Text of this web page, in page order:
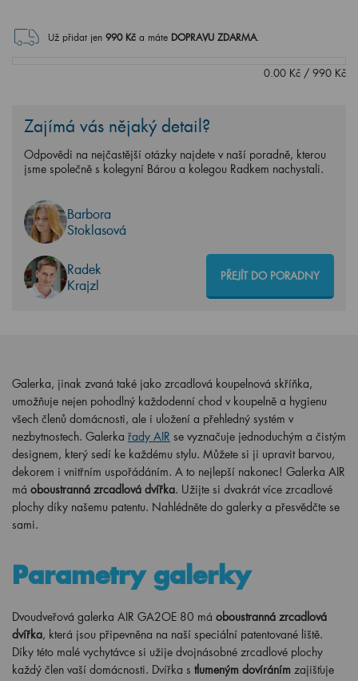
Už přidat jen 990Kč a máte DOPRAVU ZDARMA.
0.00 Kč / 990 Kč
Zajímá vás nějaký detail?
Odpovědi na nejčastější otázky najdete v naší poradně, kterou
jsme společně s kolegyní Bárou a kolegou Radkem nachystali.
Barbora
Stoklasová
Radek
Krajzl
PŘEJÍT DO PORADNY
Galerka, jinak zvaná také jako zrcadlová koupelnová skříňka,
umožňuje nejen pohodlný každodenní chod v koupelně a hygienu
všech členů domácnosti, ale i uložení a přehledný systém v
nezbytnostech. Galerka řady AIR se vyznačuje jednoduchým a čistým
designem, který sedí ke každému stylu. Můžete si ji upravit barvou,
dekorem i vnitřním uspořádáním. A to nejlepší nakonec! Galerka AIR
má oboustranná zrcadlová dvířka. Užijte si dvakrát více zrcadlové
plochy díky našemu patentu. Nahlédněte do galerky a přesvědčte se
sami.
Parametry galerky
Dvoudveřová galerka AIR GA2OE 80 má oboustranná zrcadlová
dvířka, která jsou připevněna na naší speciální patentované liště.
Díky této malé vychytávce si užije dvojnásobné zrcadlové plochy
každý člen vaší domácnosti. Dvířka s tlumeným dovíráním zajišťuje